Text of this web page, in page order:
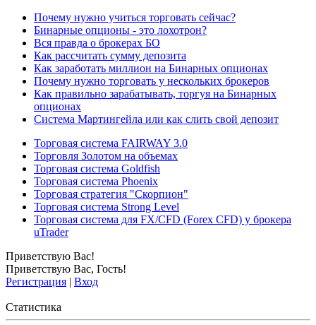
Почему нужно учиться торговать сейчас?
Бинарные опционы - это лохотрон?
Вся правда о брокерах БО
Как рассчитать сумму депозита
Как заработать миллион на Бинарных опционах
Почему нужно торговать у нескольких брокеров
Как правильно зарабатывать, торгуя на Бинарных
опционах
Система Мартингейла или как слить свой депозит
Торговая система FAIRWAY 3.0
Торговля Золотом на объемах
Торговая система Goldfish
Торговая система Phoenix
Торговая стратегия "Скорпион"
Торговая система Strong Level
Торговая система для FX/CFD (Forex CFD) у брокера
uTrader
Приветствую Вас!
Приветствую Вас, Гость!
Регистрация | Вход
Статистика